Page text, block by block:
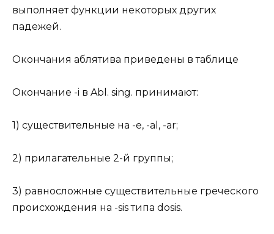
выполняет функции некоторых других
падежей.
Окончания аблятива приведены в таблице
Окончание -i в Abl. sing. принимают:
1) существительные на -е, -al, -ar;
2) прилагательные 2-й группы;
3) равносложные существительные греческого
происхождения на -sis типа dosis.